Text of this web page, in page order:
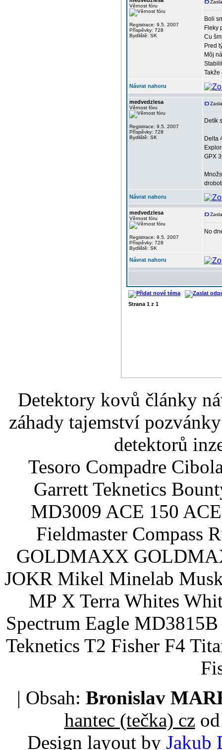
Věrnost fóru
Registrace: 9.5. 2007
Příspěvky: 728
Bydliště: SK
Boli
Fleky
Cu
Pred
Môj
Takže
Návrat nahoru
medvedzlesa
Věrnost fóru
Registrace: 9.5. 2007
Příspěvky: 728
Bydliště: SK
Detík
Delta
GPX
Návrat nahoru
medvedzlesa
Věrnost fóru
Registrace: 9.5. 2007
Příspěvky: 728
Bydliště: SK
No
Návrat nahoru
Strana 1 z 1
Detektory kovů články
záhady tajemství
detektorů
Tesoro Compadre
Garrett Teknetics
MD3009 ACE 150
Fieldmaster Compass
GOLDMAXX
JOKR Mikel Minelab
MP X Terra Whites
Spectrum Eagle
Teknetics T2 Fisher F4
| Obsah: Bronislav
hantec (tečka) czod
Design layout by Jakub